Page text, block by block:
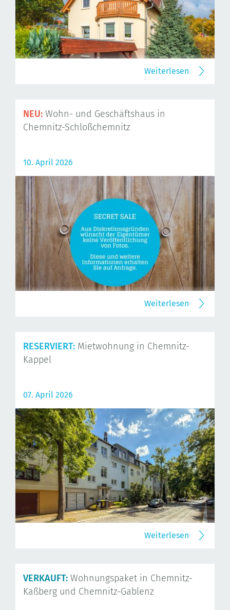
Weiterlesen
NEU: Wohn- und Geschäftshaus in
Chemnitz-Schloßchemnitz
10. April 2026
Weiterlesen
RESERVIERT: Mietwohnung in Chemnitz-
Kappel
07. April 2026
Weiterlesen
VERKAUFT: Wohnungspaket in Chemnitz-
Kaßberg und Chemnitz-Gablenz